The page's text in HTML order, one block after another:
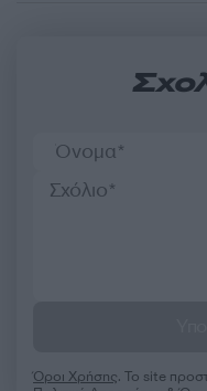
Όροι Χρήσης. Το site